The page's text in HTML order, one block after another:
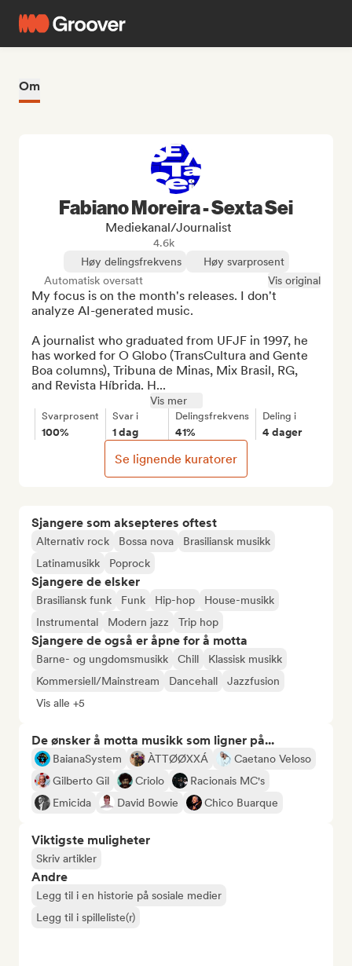
Om
Sjangere som aksepteres oftest
Alternativ rock Bossa nova
Brasiliansk musikk
Latinamusikk
Poprock
Sjangere de elsker
Brasiliansk funk Funk Hip-hop
House-musikk
Instrumental
Modern jazz Trip hop
Sjangere de også er åpne for å motta
Barne- og ungdomsmusikk Chill
Klassisk musikk
Kommersiell/Mainstream
Dancehall
Jazzfusion
Vis alle +5
De ønsker å motta musikk som ligner på...
BaianaSystem ÀTTØØXXÁ
Caetano Veloso
Gilberto Gil
Criolo
Racionais MC's
Emicida
David Bowie Chico Buarque
Viktigste muligheter
Skriv artikler
Andre
Legg til i en historie på sosiale medier
Legg til i spilleliste(r)
Fabiano Moreira - Sexta Sei
Mediekanal/journalist
4.6k
Høy delingsfrekvens
Høy svarprosent
Automatisk oversatt
Vis original
My focus is on the month's releases. I don't
analyze AI-generated music.
A journalist who graduated from UFJF in 1997, he
has worked for O Globo (TransCultura and Gente
Boa columns), Tribuna de Minas, Mix Brasil, RG,
and Revista Híbrida. H...
Vis mer
Svarprosent
100%
Svar i
1 dag
Delingsfrekvens
41%
Deling i
4 dager
Se lignende kuratorer